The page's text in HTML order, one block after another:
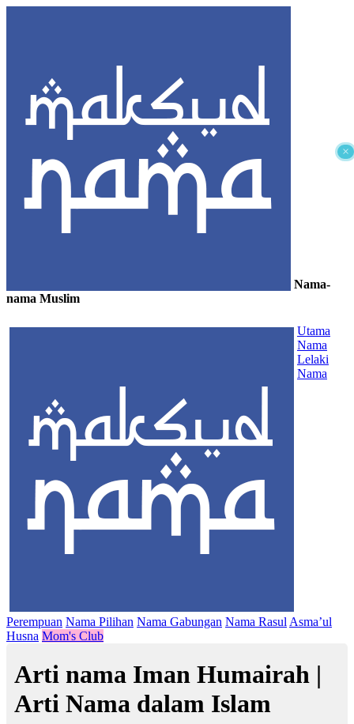
×
Nama-
nama Muslim
Utama
Nama
Lelaki
Nama
Perempuan Nama Pilihan Nama Gabungan Nama Rasul Asma’ul
Husna Mom's Club
Arti nama Iman Humairah |
Arti Nama dalam Islam